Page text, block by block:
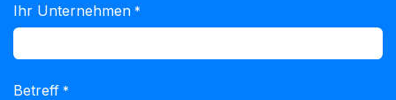
Ihr Unternehmen *
Betreff *